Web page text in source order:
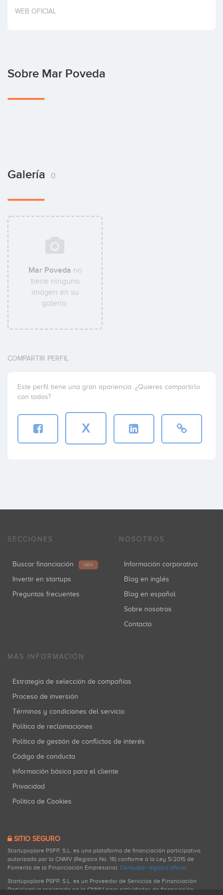
Invertir
WEB OFICIAL
Sobre Mar Poveda
Galería 0
Mar Poveda no
tiene ninguna
imágen en su
galería.
COMPARTIR PERFIL
Este perfil tiene una gran apariencia. ¿Quieres compartirlo
con todos?
X
SECCIONES
Buscar financiación NEW
Invertir en startups
Preguntas frecuentes
NOSOTROS
Información corporativa
Blog en inglés
Blog en español
Sobre nosotros
Contacto
MÁS INFORMACIÓN
Estrategia de selección de compañías
Proceso de inversión
Términos y condiciones del servicio
Política de reclamaciones
Política de gestión de conflictos de interés
Código de conducta
Información básica para el cliente
Privacidad
Política de Cookies
SITIO SEGURO
Startupxplore PSFP, S.L. es una plataforma de financiación participativa
autorizada por la CNMV (Registro No. 18) conforme a la Ley 5/2015 de
Fomento de la Financiación Empresarial. Consultar registro oficial.
Startupxplore PSFP, S.L. es un Proveedor de Servicios de Financiación
Participativa registrado en la CNMV para actividades de financiación